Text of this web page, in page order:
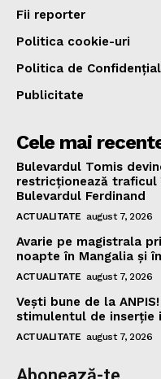
Fii reporter
Politica cookie-uri
Politica de
Publicitate
Cele mai
Bulevardul Tomis
restricționează traficul
Bulevardul Ferdinand
ACTUALITATE august 7, 2026
Avarie pe magistrala
noapte în Mangalia și
ACTUALITATE august 7, 2026
Vești bune de la
stimulentul de inserție
ACTUALITATE august 7, 2026